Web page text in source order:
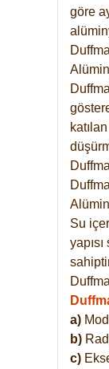
göre
Su
a)
b)
c)